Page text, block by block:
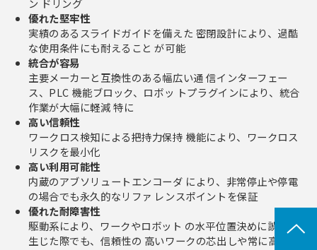
ン ドリング
優れた堅牢性
実績のあるスライドガイドを備えた 密閉設計により、過酷
な使用条件にも耐えること が可能
統合が容易
主要メーカーと互換性のある幅広い通 信インターフェー
ス、PLC 機能ブロック、ロボッ トプラグインにより、統合
作業が大幅に軽減 特に
高い信頼性
ワークロス検知による把持力保持 機能により、ワークロス
リスクを最小化
高い利用可能性
内蔵のアブソリュートエンコーダ により、非常停止や停電
の場合でも永久的なリファ レンスポイントを保証
優れた耐障害性
駆動系により、ワークやロボット の水平位置決めに誤差が
生じた際でも、信頼性の 高いワークの芯出しや常に高い把